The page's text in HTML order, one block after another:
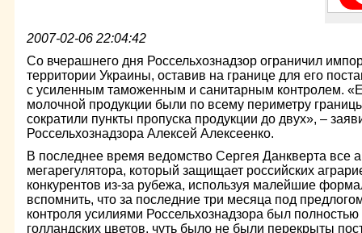
2007-02-06 22:04:42
Со вчерашнего дня Россельхознадзор ограничил
территории Украины, оставив на границе для его
с усиленным таможенным и санитарным контролем.
молочной продукции были по всему периметру
сократили пункты пропуска продукции до двух», –
Россельхознадзора Алексей Алексеенко.
В последнее время ведомство Сергея Данкверта все
мегарегулятора, который защищает российских
конкурентов из-за рубежа, используя малейшие
вспомнить, что за последние три месяца под
контроля усилиями Россельхознадзора был
голландских цветов, чуть было не были перекрыты